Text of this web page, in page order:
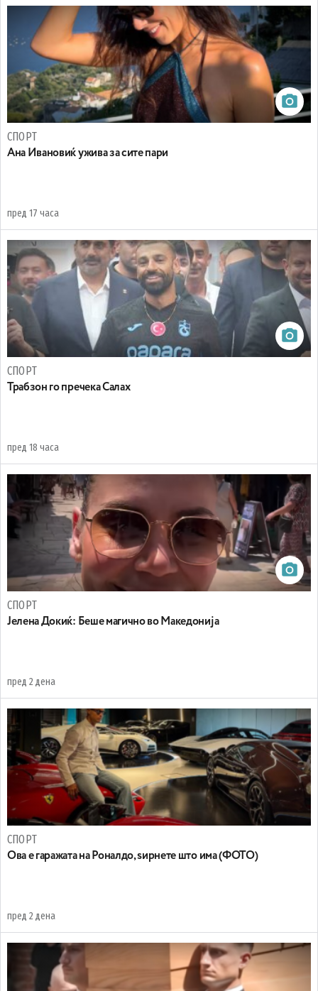
СПОРТ
Ана Ивановиќ ужива за сите пари
пред 17 часа
СПОРТ
Трабзон го пречека Салах
пред 18 часа
СПОРТ
Јелена Докиќ: Беше магично во Македонија
пред 2 дена
СПОРТ
Ова е гаражата на Роналдо, ѕирнете што има (ФОТО)
пред 2 дена